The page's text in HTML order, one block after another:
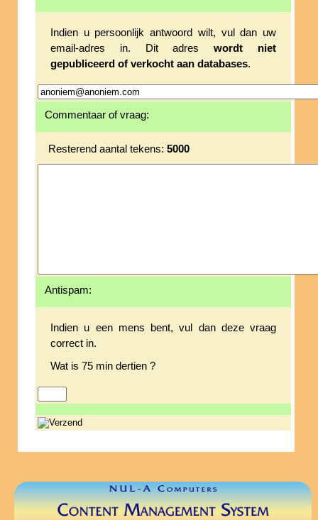
Indien u persoonlijk antwoord wilt, vul dan uw
email-adres in. Dit adreswordt niet
gepubliceerd of verkocht aan databases.
Commentaar of vraag:
Resterend aantal tekens: 5000
Antispam:
Indien u een mens bent, vul dan deze vraag
correct in.
Wat is 75 min dertien ?